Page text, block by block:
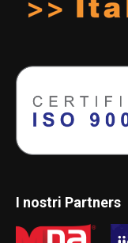
I nostri Partners